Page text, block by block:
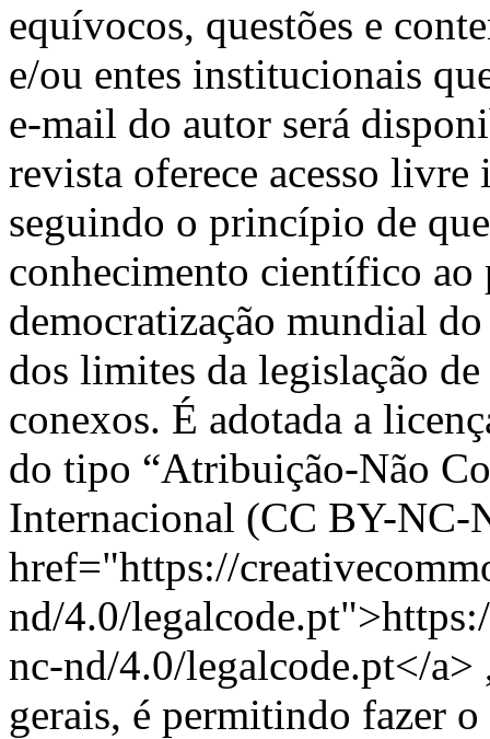
equívocos, questões e
e/ou entes institucionais
e-mail do autor será
revista oferece acesso
seguindo o princípio de
conhecimento científico
democratização mundial
dos limites da legislação
conexos. É adotada a
do tipo “Atribuição-Não
Internacional (CC BY-NC-
href="https://
nd/4.0/
nc-nd/4.0/legalcode.pt</a>
gerais, é permitindo fazer